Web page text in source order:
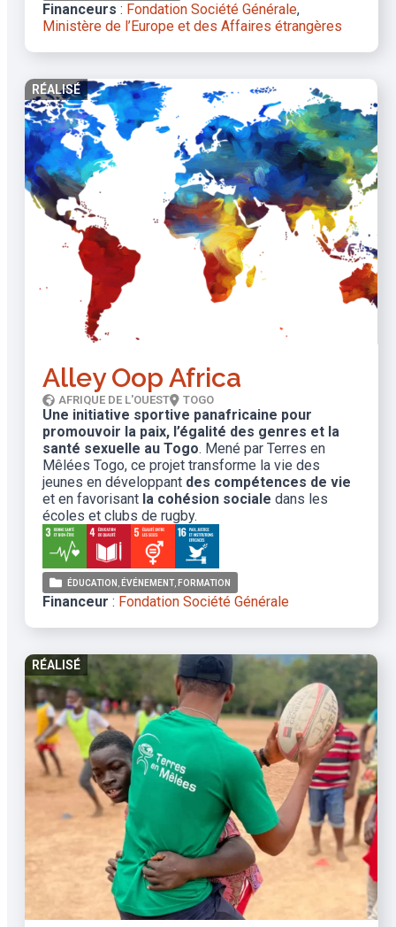
Financeurs : Fondation Société Générale,
Ministère de l’Europe et des Affaires étrangères
RÉALISÉ
Alley Oop Africa
AFRIQUE DE L'OUEST TOGO
Une initiative sportive panafricaine pour
promouvoir la paix, l’égalité des genres et la
santé sexuelle au Togo. Mené par Terres en
Mêlées Togo, ce projet transforme la vie des
jeunes en développant des compétences de vie
et en favorisant la cohésion sociale dans les
écoles et clubs de rugby.
ÉDUCATION ÉVÉNEMENT FORMATION
Financeur : Fondation Société Générale
RÉALISÉ